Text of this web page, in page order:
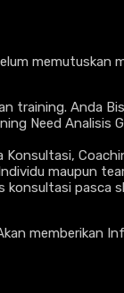
memutuskan
Anda
Need Analisis
Konsultasi,
maupun
pasca